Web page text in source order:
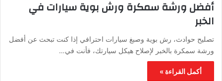
أفضل ورشة سمكرة ورش بوية سيارات في
الخبر
تصليح حوادث، رش بوية وصبغ سيارات احترافي إذا كنت تبحث عن أفضل
ورشة سمكرة بالخبر لإصلاح هيكل سيارتك، فأنت في…
أكمل القراءة »